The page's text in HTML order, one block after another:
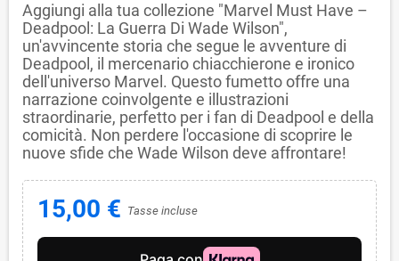
Aggiungi alla tua collezione "Marvel Must Have –
Deadpool: La Guerra Di Wade Wilson",
un'avvincente storia che segue le avventure di
Deadpool, il mercenario chiacchierone e ironico
dell'universo Marvel. Questo fumetto offre una
narrazione coinvolgente e illustrazioni
straordinarie, perfetto per i fan di Deadpool e della
comicità. Non perdere l'occasione di scoprire le
nuove sfide che Wade Wilson deve affrontare!
15,00 € Tasse incluse